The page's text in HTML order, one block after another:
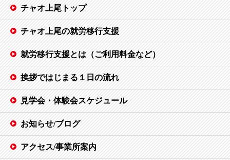
チャオ上尾トップ
チャオ上尾の就労移行支援
就労移行支援とは（ご利用料金など）
挨拶ではじまる１日の流れ
見学会・体験会スケジュール
お知らせ/ブログ
アクセス/事業所案内